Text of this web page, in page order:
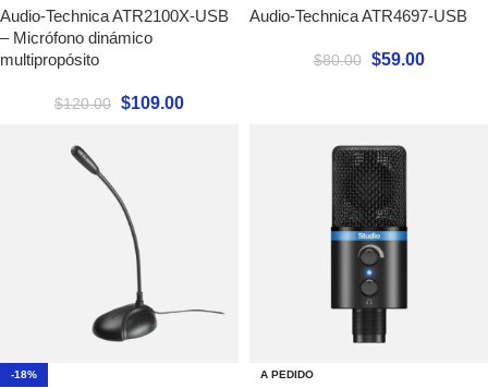
Audio-Technica ATR2100X-USB
– Micrófono dinámico
multipropósito
$120.00 $109.00
Audio-Technica ATR4697-USB
$80.00 $59.00
-18%
A PEDIDO